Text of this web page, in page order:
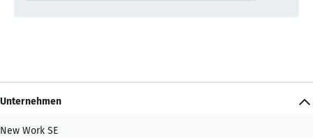
Unternehmen
New Work SE